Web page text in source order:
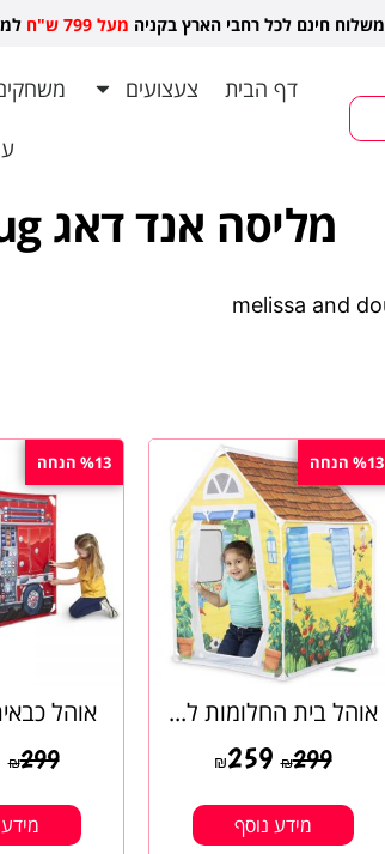
משלוח חינם לכל רחבי הארץ בקניה מעל 799 ש"ח
דף הבית צעצועים
מליסה אנד דאג Melissa And Doug
%13 הנחה
אוהל בית החלומות ל...
₪299
₪259
מידע נוסף
%13 הנחה
אוהל
₪299